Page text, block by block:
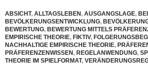
ABSICHT, ALLTAGSLEBEN, AUSGANGSLAGE,
BEVÖLKERUNGSENTWICKLUNG,
BEWERTUNG, BEWERTUNG MITTELS
EMPIRISCHE THEORIE, FIKTIV,
NACHHALTIGE EMPIRISCHE THEORIE,
PRÄFERENZENWISSEN, REGELANWENDUNG,
THEORIE IM SPIELFORMAT,